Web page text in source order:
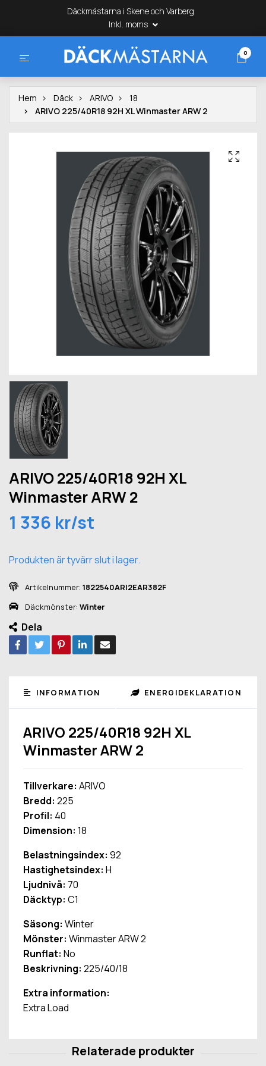
Däckmästarna i Skene och Varberg
Inkl. moms
0
Hem Däck ARIVO
18
ARIVO 225/40R18 92H XL Winmaster ARW 2
ARIVO 225/40R18 92H XL
Winmaster ARW 2
1 336 kr/st
Produkten är tyvärr slut i lager.
Artikelnummer: 1822540ARI2EAR382F
Däckmönster: Winter
Dela
INFORMATION ENERGIDEKLARATION
ARIVO 225/40R18 92H XL
Winmaster ARW 2
Tillverkare: ARIVO
Bredd: 225
Profil: 40
Dimension: 18
Belastningsindex: 92
Hastighetsindex: H
Ljudnivå: 70
Däcktyp: C1
Säsong: Winter
Mönster: Winmaster ARW 2
Runflat: No
Beskrivning: 225/40/18
Extra information:
Extra Load